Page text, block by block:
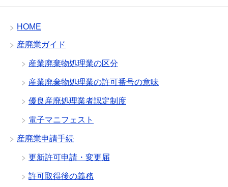
HOME
産廃業ガイド
産業廃棄物処理業の区分
産業廃棄物処理業の許可番号の意味
優良産廃処理業者認定制度
電子マニフェスト
産廃業申請手続
更新許可申請・変更届
許可取得後の義務